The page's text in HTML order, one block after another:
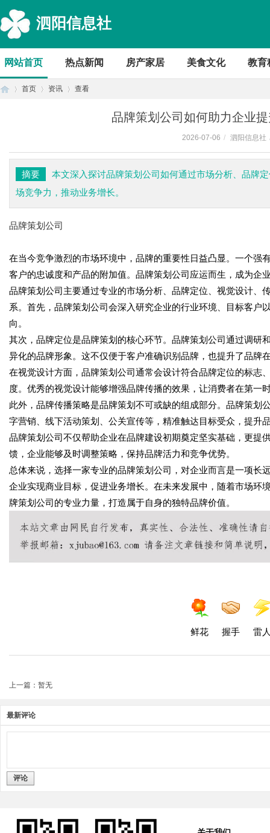
泗阳信息社
网站首页 热点新闻 房产家居 美食文化 教育
首页 资讯 查看
品牌策划公司如何助力企业
2026-07-06 / 泗阳信息社
摘要
本文深入探讨品牌策划公司如何通过市场分析、品牌
场竞争力，推动业务增长。
品牌策划公司
在当今竞争激烈的市场环境中，品牌的重要性日益凸显。一个强
客户的忠诚度和产品的附加值。品牌策划公司应运而生，成为企
品牌策划公司主要通过专业的市场分析、品牌定位、视觉设计、
系。首先，品牌策划公司会深入研究企业的行业环境、目标客
向。
其次，品牌定位是品牌策划的核心环节。品牌策划公司通过调研
异化的品牌形象。这不仅便于客户准确识别品牌，也提升了品牌
在视觉设计方面，品牌策划公司通常会设计符合品牌定位的标志
度。优秀的视觉设计能够增强品牌传播的效果，让消费者在第一
此外，品牌传播策略是品牌策划不可或缺的组成部分。品牌策
字营销、线下活动策划、公关宣传等，精准触达目标受众，提升
品牌策划公司不仅帮助企业在品牌建设初期奠定坚实基础，更提
馈，企业能够及时调整策略，保持品牌活力和竞争优势。
总体来说，选择一家专业的品牌策划公司，对企业而言是一项
企业实现商业目标，促进业务增长。在未来发展中，随着市场环
牌策划公司的专业力量，打造属于自身的独特品牌价值。
鲜花 握手 雷
上一篇：暂无
最新评论
评论